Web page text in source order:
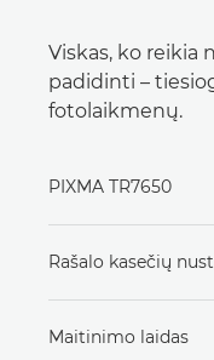
Viskas, ko
padidinti –
fotolaikmenų.
PIXMA TR7650
Rašalo kasečių
Maitinimo laidas